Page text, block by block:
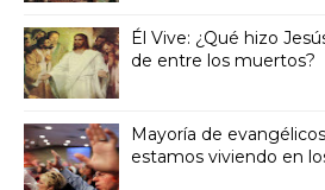
Él Vive: ¿Qué hizo
de entre los muertos?
Mayoría de
estamos viviendo en